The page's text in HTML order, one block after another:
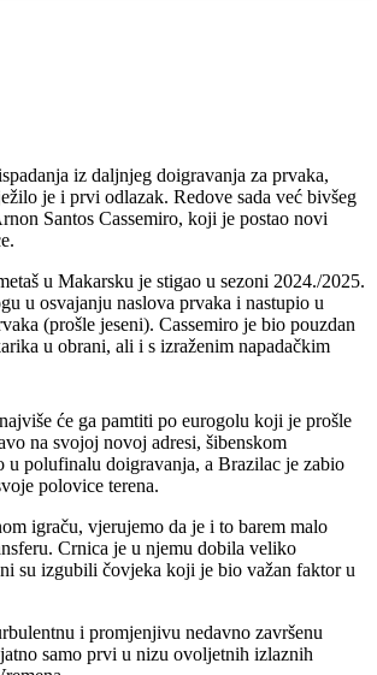
iz daljnjeg doigravanja za prvaka,
je i prvi odlazak. Redove sada već bivšeg
Santos Cassemiro, koji je postao novi
u Makarsku je stigao u sezoni 2024./2025.
u osvajanju naslova prvaka i nastupio u
(prošle jeseni). Cassemiro je bio pouzdan
u obrani, ali i s izraženim napadačkim
će ga pamtiti po eurogolu koji je prošle
na svojoj novoj adresi, šibenskom
polufinalu doigravanja, a Brazilac je zabio
polovice terena.
igraču, vjerujemo da je i to barem malo
Crnica je u njemu dobila veliko
su izgubili čovjeka koji je bio važan faktor u
i promjenjivu nedavno završenu
samo prvi u nizu ovoljetnih izlaznih